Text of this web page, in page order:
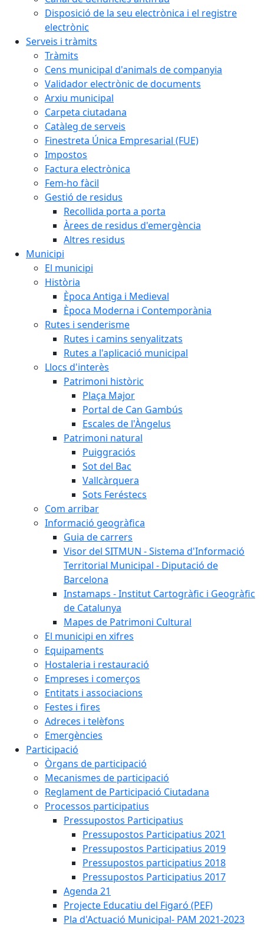
Disposició de la seu electrònica i el registre
electrònic
Serveis i tràmits
Tràmits
Cens municipal d'animals de companyia
Validador electrònic de documents
Arxiu municipal
Carpeta ciutadana
Catàleg de serveis
Finestreta Única Empresarial (FUE)
Impostos
Factura electrònica
Fem-ho fàcil
Gestió de residus
Recollida porta a porta
Àrees de residus d'emergència
Altres residus
Municipi
El municipi
Història
Època Antiga i Medieval
Època Moderna i Contemporània
Rutes i senderisme
Rutes i camins senyalitzats
Rutes a l'aplicació municipal
Llocs d'interès
Patrimoni històric
Plaça Major
Portal de Can Gambús
Escales de l'Àngelus
Patrimoni natural
Puiggraciós
Sot del Bac
Vallcàrquera
Sots Feréstecs
Com arribar
Informació geogràfica
Guia de carrers
Visor del SITMUN - Sistema d'Informació
Territorial Municipal - Diputació de
Barcelona
Instamaps - Institut Cartogràfic i Geogràfic
de Catalunya
Mapes de Patrimoni Cultural
El municipi en xifres
Equipaments
Hostaleria i restauració
Empreses i comerços
Entitats i associacions
Festes i fires
Adreces i telèfons
Emergències
Participació
Òrgans de participació
Mecanismes de participació
Reglament de Participació Ciutadana
Processos participatius
Pressupostos Participatius
Pressupostos Participatius 2021
Pressupostos Participatius 2019
Pressupostos participatius 2018
Pressupostos Participatius 2017
Agenda 21
Projecte Educatiu del Figaró (PEF)
Pla d'Actuació Municipal- PAM 2021-2023